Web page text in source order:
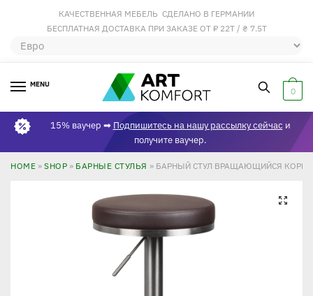
КАЧЕСТВЕННАЯ МЕБЕЛЬ СДЕЛАНО В ГЕРМАНИИ
БЕСПЛАТНАЯ ДОСТАВКА ПРИ ЗАКАЗЕ ОТ ₽ 22Т / ₴ 7.5Т
MENU
0
15% ваучер ➡ Подпишитесь на нашу рассылку сейчас и
получите ваучер.
HOME » SHOP » БАРНЫЕ СТУЛЬЯ » БАРНЫЙ СТУЛ ВРАЩАЮЩИЙСЯ
🔍